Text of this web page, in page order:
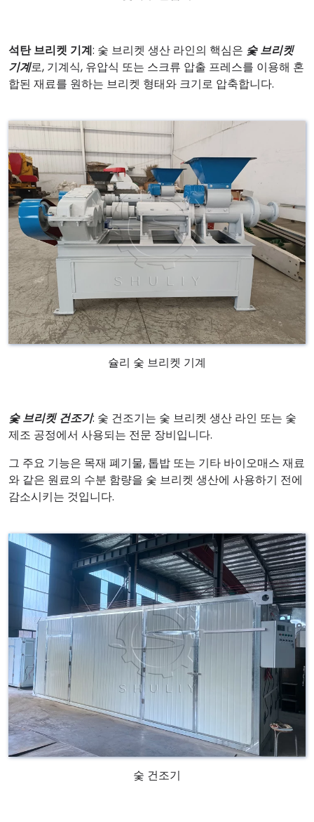
석탄 브리켓 기계: 숯 브리켓 생산 라인의 핵심은 숯 브리켓
기계로, 기계식, 유압식 또는 스크류 압출 프레스를 이용해 혼
합된 재료를 원하는 브리켓 형태와 크기로 압축합니다.
슐리 숯 브리켓 기계
숯 브리켓 건조기: 숯 건조기는 숯 브리켓 생산 라인 또는 숯
제조 공정에서 사용되는 전문 장비입니다.
그 주요 기능은 목재 폐기물, 톱밥 또는 기타 바이오매스 재료
와 같은 원료의 수분 함량을 숯 브리켓 생산에 사용하기 전에
감소시키는 것입니다.
숯 건조기